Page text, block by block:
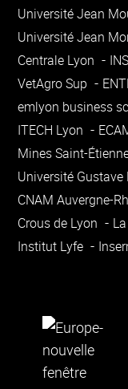
Université Jean
Université Jean
Centrale Lyon
VetAgro Sup
emlyon business
ITECH Lyon
Mines Saint-
Université Gustave
CNAM Auvergne-
Crous de Lyon
Institut Lyfe